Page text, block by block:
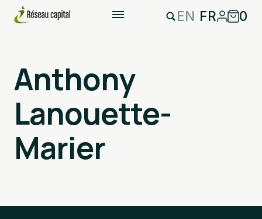
EN FR 0
Anthony
Lanouette-
Marier